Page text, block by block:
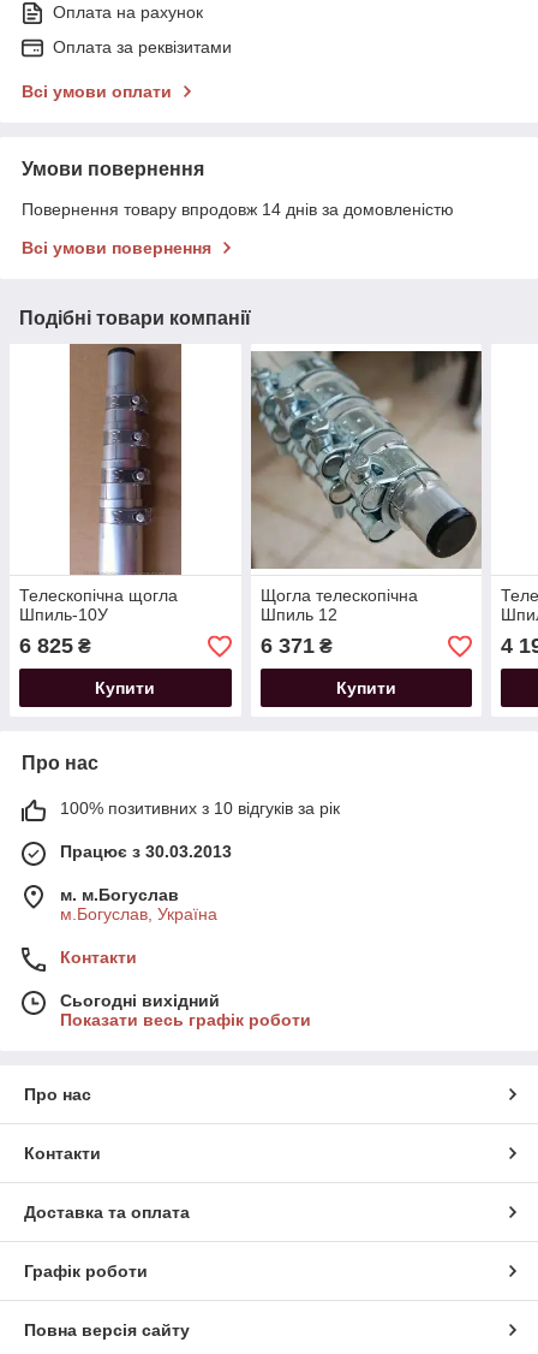
Оплата на рахунок
Оплата за реквізитами
Всі умови оплати
Умови повернення
Повернення товару впродовж 14 днів за домовленістю
Всі умови повернення
Подібні товари компанії
Телескопічна щогла
Шпиль-10У
6 825 ₴
Купити
Щогла телескопічна
Шпиль 12
6 371₴
Купити
4
Про нас
100% позитивних з 10 відгуків за рік
Працює з 30.03.2013
м. м.Богуслав
м.Богуслав, Україна
Контакти
Сьогодні вихідний
Показати весь графік роботи
Про нас
Контакти
Доставка та оплата
Графік роботи
Повна версія сайту